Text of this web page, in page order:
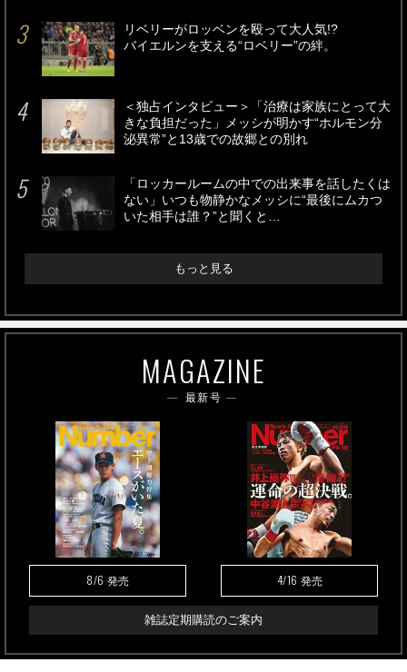
リベリーがロッベンを殴って大人気!?
バイエルンを支える“ロベリー”の絆。
＜独占インタビュー＞「治療は家族にとって大
きな負担だった」メッシが明かす“ホルモン分
泌異常”と13歳での故郷との別れ
「ロッカールームの中での出来事を話したくは
ない」いつも物静かなメッシに“最後にムカつ
いた相手は誰？”と聞くと…
もっと見る
MAGAZINE
最新号
8/6 発売 4/16 発売
雑誌定期購読のご案内